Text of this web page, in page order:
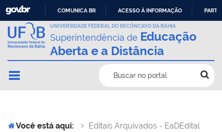
IR
PARA
O
CONTEÚDO
COMUNICA BR ACESSO À INFORMAÇÃO
UNIVERSIDADE FEDERAL DO RECÔNCAVO DA BAHIA
Superintendência de Educação
Aberta e a Distância
Buscar no portal
Você está aqui: Editais Arquivados - EaDEdital